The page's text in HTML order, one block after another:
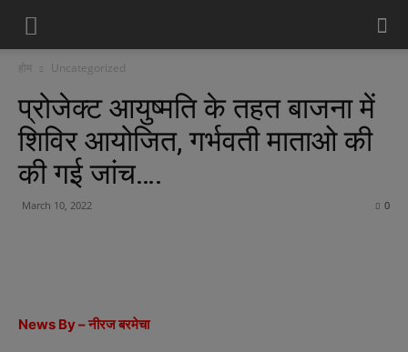
होम Uncategorized
प्रोजेक्ट आयुष्मति के तहत बाजना में
शिविर आयोजित, गर्भवती माताओ की
की गई जांच….
March 10, 2022 0
News By – नीरज बरमेचा